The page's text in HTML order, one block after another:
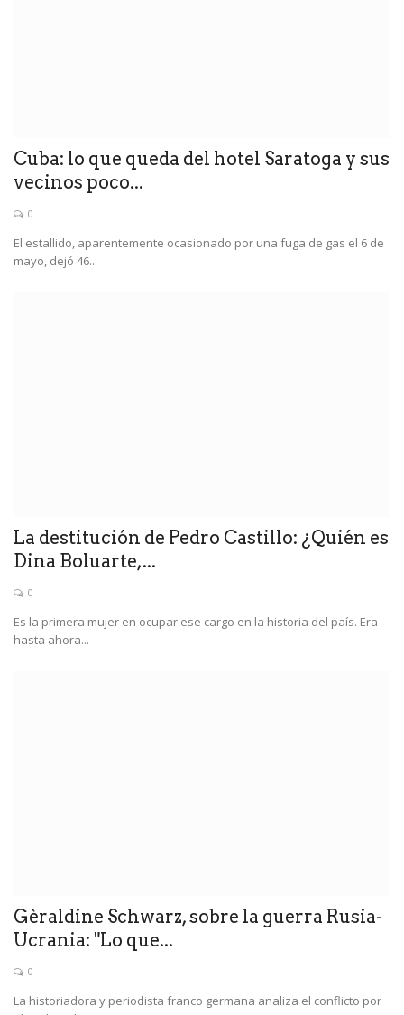
Cuba: lo que queda del hotel Saratoga y sus
vecinos poco...
0
El estallido, aparentemente ocasionado por una fuga de gas el 6 de
mayo, dejó 46...
La destitución de Pedro Castillo: ¿Quién es
Dina Boluarte,...
0
Es la primera mujer en ocupar ese cargo en la historia del país. Era
hasta ahora...
Gèraldine Schwarz, sobre la guerra Rusia-
Ucrania: "Lo que...
0
La historiadora y periodista franco germana analiza el conflicto por